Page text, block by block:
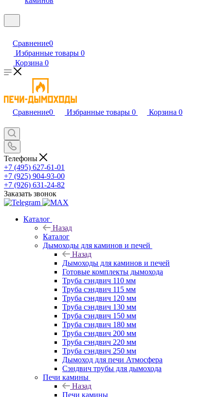
Сравнение0
Избранные товары 0
Корзина 0
Сравнение0 Избранные товары 0 Корзина 0
Телефоны
+7 (495) 627-61-01
+7 (925) 904-93-00
+7 (926) 631-24-82
Заказать звонок
Каталог
Назад
Каталог
Дымоходы для каминов и печей
Назад
Дымоходы для каминов и печей
Готовые комплекты дымохода
Труба сэндвич 110 мм
Труба сэндвич 115 мм
Труба сэндвич 120 мм
Труба сэндвич 130 мм
Труба сэндвич 150 мм
Труба сэндвич 180 мм
Труба сэндвич 200 мм
Труба сэндвич 220 мм
Труба сэндвич 250 мм
Дымоход для печи Атмосфера
Сэндвич трубы для дымохода
Печи камины
Назад
Печи камины